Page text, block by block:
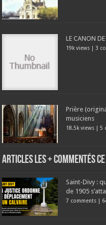
LE CANON
19k views 3
Prière
musiciens
18.5k views |5
Articles les + commentés
Saint-Divy :
de 1905
7 comments